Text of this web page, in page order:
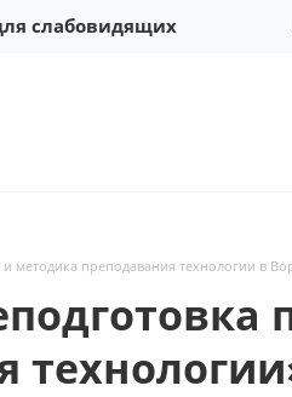
слабовидящих
и методика преподавания технологии в